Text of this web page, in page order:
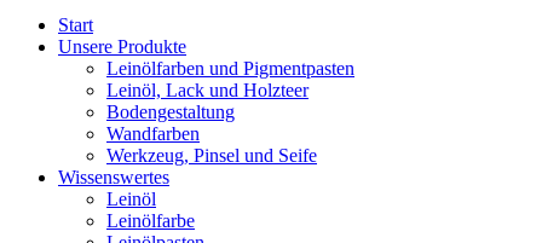
Start
Unsere Produkte
Leinölfarben und Pigmentpasten
Leinöl, Lack und Holzteer
Bodengestaltung
Wandfarben
Werkzeug, Pinsel und Seife
Wissenswertes
Leinöl
Leinölfarbe